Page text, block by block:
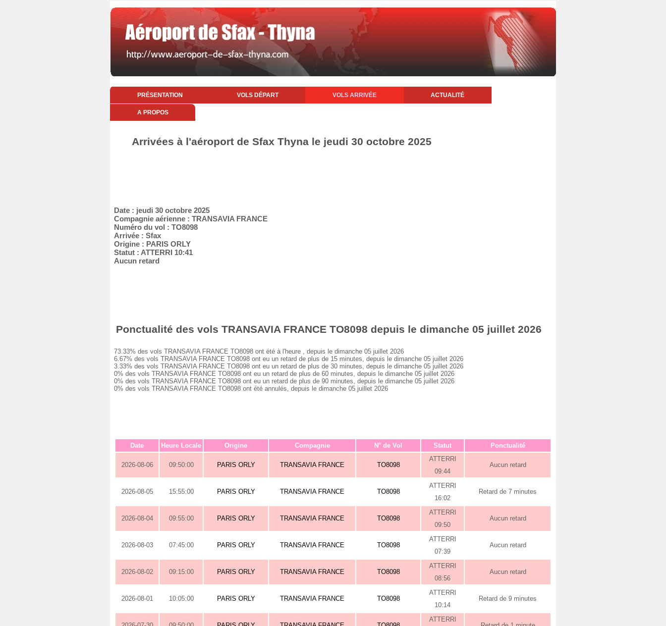
PRÉSENTATION VOLS DÉPART VOLS ARRIVÉE ACTUALITÉ
A PROPOS
Arrivées à l'aéroport de Sfax Thyna le jeudi 30 octobre 2025
Date : jeudi 30 octobre 2025
Compagnie aérienne : TRANSAVIA FRANCE
Numéro du vol : TO8098
Arrivée : Sfax
Origine : PARIS ORLY
Statut : ATTERRI 10:41
Aucun retard
Ponctualité des vols TRANSAVIA FRANCE TO8098 depuis le dimanche 05 juillet 2026
73.33% des vols TRANSAVIA FRANCE TO8098 ont été à l'heure , depuis le dimanche 05 juillet 2026
6.67% des vols TRANSAVIA FRANCE TO8098 ont eu un retard de plus de 15 minutes, depuis le dimanche 05 juillet 2026
3.33% des vols TRANSAVIA FRANCE TO8098 ont eu un retard de plus de 30 minutes, depuis le dimanche 05 juillet 2026
0% des vols TRANSAVIA FRANCE TO8098 ont eu un retard de plus de 60 minutes, depuis le dimanche 05 juillet 2026
0% des vols TRANSAVIA FRANCE TO8098 ont eu un retard de plus de 90 minutes, depuis le dimanche 05 juillet 2026
0% des vols TRANSAVIA FRANCE TO8098 ont été annulés, depuis le dimanche 05 juillet 2026
Date Heure Locale Origine Compagnie N° de Vol Statut Ponctualité
2026-08-06 09:50:00 PARIS ORLY TRANSAVIA FRANCE TO8098
ATTERRI
09:44
Aucun retard
2026-08-05 15:55:00 PARIS ORLY TRANSAVIA FRANCE TO8098
ATTERRI
16:02
Retard de 7 minutes
2026-08-04 09:55:00 PARIS ORLY TRANSAVIA FRANCE TO8098
ATTERRI
09:50
Aucun retard
2026-08-03 07:45:00 PARIS ORLY TRANSAVIA FRANCE TO8098
ATTERRI
07:39
Aucun retard
2026-08-02 09:15:00 PARIS ORLY TRANSAVIA FRANCE TO8098
ATTERRI
08:56
Aucun retard
2026-08-01 10:05:00 PARIS ORLY TRANSAVIA FRANCE TO8098
ATTERRI
10:14
Retard de 9 minutes
ATTERRI